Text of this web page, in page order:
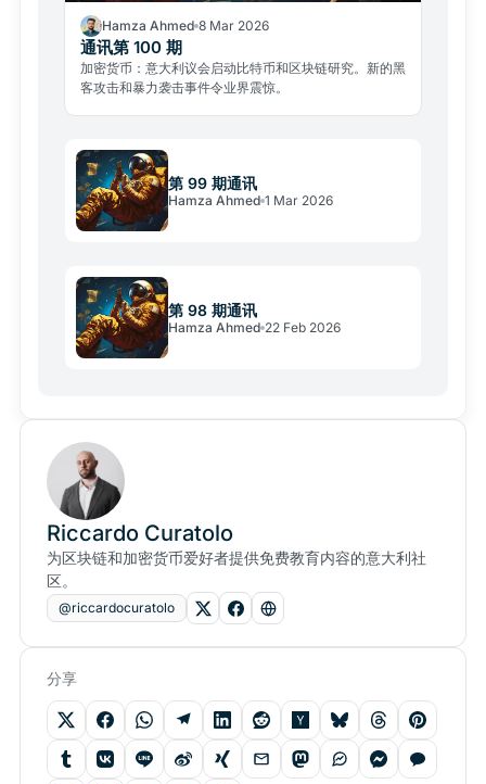
Hamza Ahmed 8 Mar 2026
通讯第 100 期
加密货币：意大利议会启动比特币和区块链研究。新的黑
客攻击和暴力袭击事件令业界震惊。
第 99 期通讯
Hamza Ahmed 1 Mar 2026
第 98 期通讯
Hamza Ahmed 22 Feb 2026
Riccardo Curatolo
为区块链和加密货币爱好者提供免费教育内容的意大利社
区。
@riccardocuratolo
分享